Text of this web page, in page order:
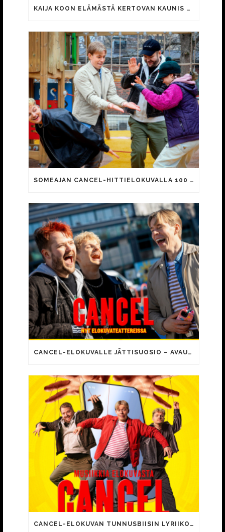
KAIJA KOON ELÄMÄSTÄ KERTOVAN KAUNIS RIETAS ONNELLINEN -ELOKUVAN TRAILER JULKI
SOMEAJAN CANCEL-HITTIELOKUVALLA 100 000 KATSOJAA!
CANCEL-ELOKUVALLE JÄTTISUOSIO – AVAUSPÄIVÄNÄ JO 15 492 KATSOJAA!
CANCEL-ELOKUVAN TUNNUSBIISIN LYRIIKOISSA TUTTUJA MEEMIHOKEMIA YOUTUBE-VIDEOILTA!